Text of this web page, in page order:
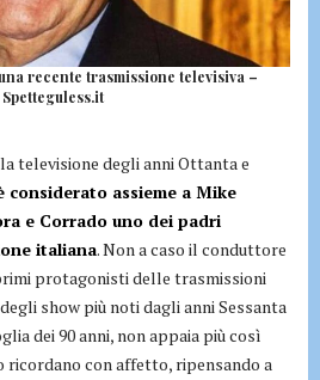
recente trasmissione televisiva –
Spetteguless.it
televisione degli anni Ottanta e
considerato assieme a Mike
e Corrado uno dei padri
italiana. Non a caso il conduttore
protagonisti delle trasmissioni
show più noti dagli anni Sessanta
dei 90 anni, non appaia più così
ricordano con affetto, ripensando a